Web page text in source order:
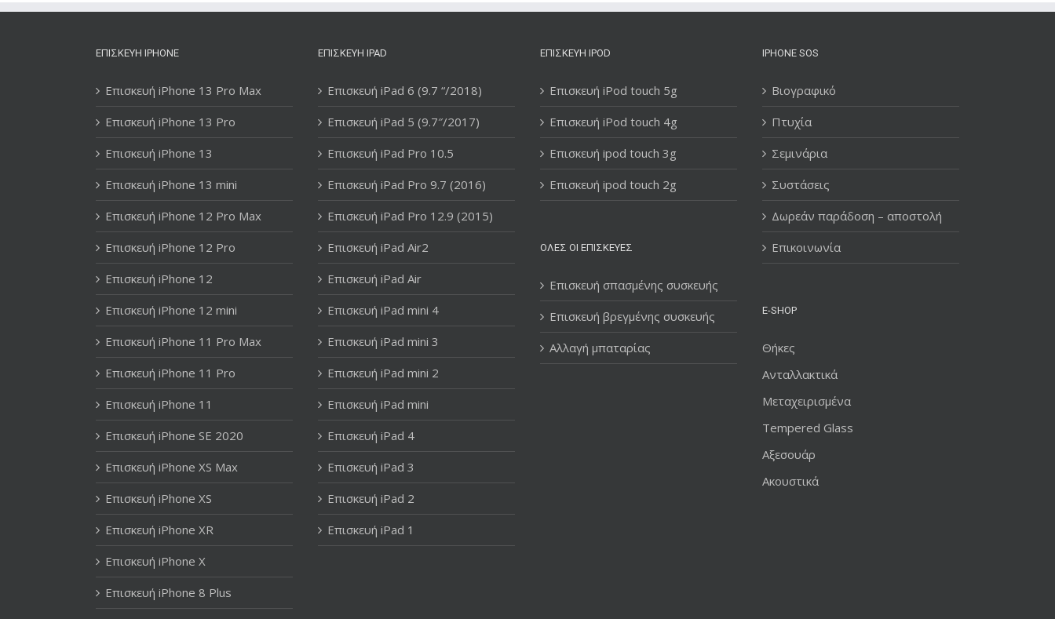
ΕΠΙΣΚΕΥΉ IPHONE
Επισκευή iPhone 13 Pro Max
Επισκευή iPhone 13 Pro
Επισκευή iPhone 13
Επισκευή iPhone 13 mini
Επισκευή iPhone 12 Pro Max
Επισκευή iPhone 12 Pro
Επισκευή iPhone 12
Επισκευή iPhone 12 mini
Επισκευή iPhone 11 Pro Max
Επισκευή iPhone 11 Pro
Επισκευή iPhone 11
Επισκευή iPhone SE 2020
Επισκευή iPhone XS Max
Επισκευή iPhone XS
Επισκευή iPhone XR
Επισκευή iPhone X
Επισκευή iPhone 8 Plus
ΕΠΙΣΚΕΥΉ IPAD
Επισκευή iPad 6 (9.7 “/2018)
Επισκευή iPad 5 (9.7″/2017)
Επισκευή iPad Pro 10.5
Επισκευή iPad Pro 9.7 (2016)
Επισκευή iPad Pro 12.9 (2015)
Επισκευή iPad Air2
Επισκευή iPad Air
Επισκευή iPad mini 4
Επισκευή iPad mini 3
Επισκευή iPad mini 2
Επισκευή iPad mini
Επισκευή iPad 4
Επισκευή iPad 3
Επισκευή iPad 2
Επισκευή iPad 1
ΕΠΙΣΚΕΥΉ IPOD
Επισκευή iPod touch 5g
Επισκευή iPod touch 4g
Επισκευή ipod touch 3g
Επισκευή ipod touch 2g
ΌΛΕΣ ΟΙ ΕΠΙΣΚΕΥΈΣ
Επισκευή σπασμένης συσκευής
Επισκευή βρεγμένης συσκευής
Αλλαγή μπαταρίας
IPHONE SOS
Βιογραφικό
Πτυχία
Σεμινάρια
Συστάσεις
Δωρεάν παράδοση – αποστολή
Επικοινωνία
E-SHOP
Θήκες
Ανταλλακτικά
Μεταχειρισμένα
Tempered Glass
Αξεσουάρ
Ακουστικά